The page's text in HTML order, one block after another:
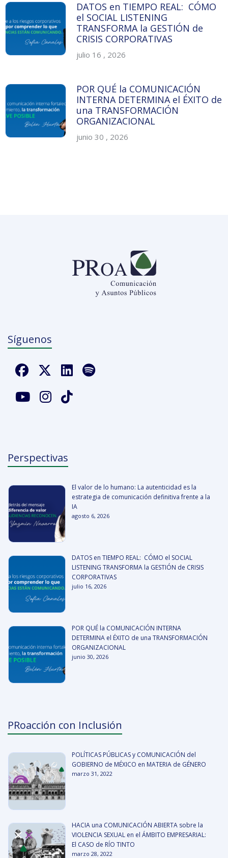
DATOS en TIEMPO REAL: CÓMO
el SOCIAL LISTENING
TRANSFORMA la GESTIÓN de
CRISIS CORPORATIVAS
julio 16 , 2026
POR QUÉ la COMUNICACIÓN
INTERNA DETERMINA el ÉXITO de
una TRANSFORMACIÓN
ORGANIZACIONAL
junio 30 , 2026
Síguenos
Perspectivas
El valor de lo humano: La autenticidad es la
estrategia de comunicación definitiva frente a la
IA
agosto 6, 2026
DATOS en TIEMPO REAL: CÓMO el SOCIAL
LISTENING TRANSFORMA la GESTIÓN de CRISIS
CORPORATIVAS
julio 16, 2026
POR QUÉ la COMUNICACIÓN INTERNA
DETERMINA el ÉXITO de una TRANSFORMACIÓN
ORGANIZACIONAL
junio 30, 2026
PRoacción con Inclusión
POLÍTICAS PÚBLICAS y COMUNICACIÓN del
GOBIERNO de MÉXICO en MATERIA de GÉNERO
marzo 31, 2022
HACIA una COMUNICACIÓN ABIERTA sobre la
VIOLENCIA SEXUAL en el ÁMBITO EMPRESARIAL:
El CASO de RÍO TINTO
marzo 28, 2022